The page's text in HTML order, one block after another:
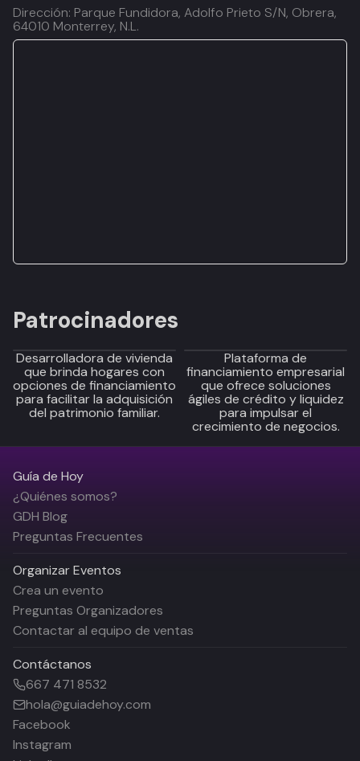
Dirección: Parque Fundidora, Adolfo Prieto S/N, Obrera,
64010 Monterrey, N.L.
Patrocinadores
Desarrolladora de vivienda
que brinda hogares con
opciones de financiamiento
para facilitar la adquisición
del patrimonio familiar.
Plataforma de
financiamiento empresarial
que ofrece soluciones
ágiles de crédito y liquidez
para impulsar el
crecimiento de negocios.
Guía de Hoy
¿Quiénes somos?
GDH Blog
Preguntas Frecuentes
Organizar Eventos
Crea un evento
Preguntas Organizadores
Contactar al equipo de ventas
Contáctanos
667 471 8532
hola@guiadehoy.com
Facebook
Instagram